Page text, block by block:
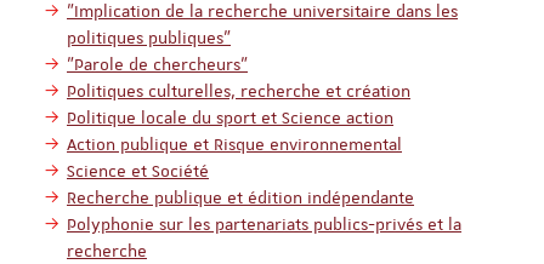
"Implication de la recherche universitaire dans les
politiques publiques"
"Parole de chercheurs"
Politiques culturelles, recherche et création
Politique locale du sport et Science action
Action publique et Risque environnemental
Science et Société
Recherche publique et édition indépendante
Polyphonie sur les partenariats publics-privés et la
recherche